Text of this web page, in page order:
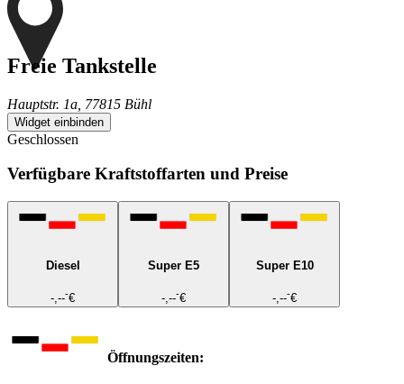
Freie Tankstelle
Hauptstr. 1a, 77815 Bühl
Widget einbinden
Geschlossen
Verfügbare Kraftstoffarten und Preise
Diesel
-,---€
Super E5
-,---€
Super E10
-,---€
Öffnungszeiten: